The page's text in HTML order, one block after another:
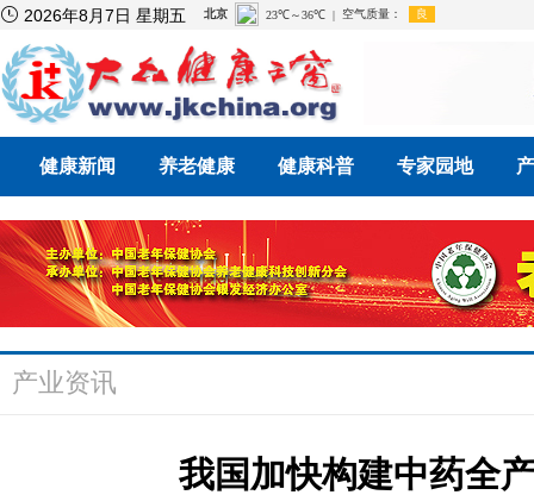
 2026年8月7日 星期五
健康新闻 养老健康 健康科普 专家园地
产业资讯
我国加快构建中药全